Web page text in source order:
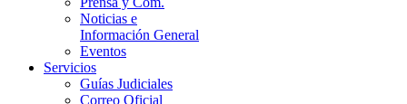
Noticias e
Información General
Eventos
Servicios
Guías Judiciales
Correo Oficial